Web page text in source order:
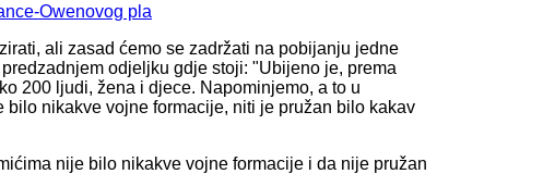
Owenovog pla
ali zasad ćemo se zadržati na pobijanju jedne
odjeljku gdje stoji: "Ubijeno je, prema
200 ljudi, žena i djece. Napominjemo, a to u
nikakve vojne formacije, niti je pružan bilo kakav
nije bilo nikakve vojne formacije i da nije pružan